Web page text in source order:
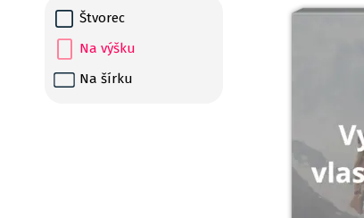
Štvorec
Na výšku
Na šírku